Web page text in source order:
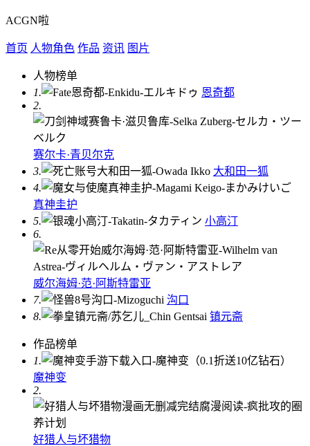
ACGN啦
首页 人物角色 作品 资讯 图片
人物榜单
1.
恩奇都
2.
赛尔卡·青贝尔克
3.
大和田一狐
4.
真神圭护
5.
小高汀
6.
威尔海姆·范·阿斯特雷亚
7.
沟口
8.
镇元斋
作品榜单
1.
魔神变
2.
好猎人与坏猎物